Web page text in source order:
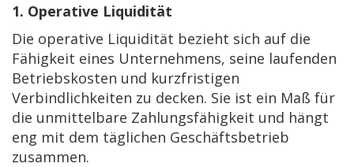
1. Operative Liquidität
Die operative Liquidität bezieht sich auf die
Fähigkeit eines Unternehmens, seine laufenden
Betriebskosten und kurzfristigen
Verbindlichkeiten zu decken. Sie ist ein Maß für
die unmittelbare Zahlungsfähigkeit und hängt
eng mit dem täglichen Geschäftsbetrieb
zusammen.